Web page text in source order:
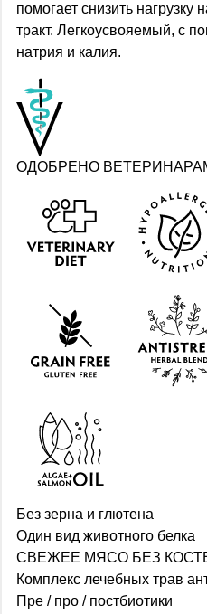
помогает снизить
тракт. Легкоусвояемый, с
натрия и калия.
ОДОБРЕНО
Без зерна и глютена
Один вид животного белка
СВЕЖЕЕ МЯСО БЕЗ
Комплекс лечебных трав
Пре / про / постбиотики